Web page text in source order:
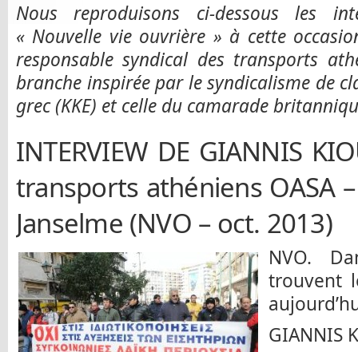
Nous reproduisons ci-dessous les
« Nouvelle vie ouvrière » à cette
responsable syndical des transports
branche inspirée par le syndicalisme de
grec (KKE) et celle du camarade
INTERVIEW DE GIANNIS
transports athéniens OASA
Janselme (NVO – oct. 2013)
NVO.
trouvent
GIANNIS